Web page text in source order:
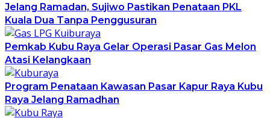
Jelang Ramadan, Sujiwo Pastikan Penataan PKL
Kuala Dua Tanpa Penggusuran
Pemkab Kubu Raya Gelar Operasi Pasar Gas Melon
Atasi Kelangkaan
Program Penataan Kawasan Pasar Kapur Raya Kubu
Raya Jelang Ramadhan